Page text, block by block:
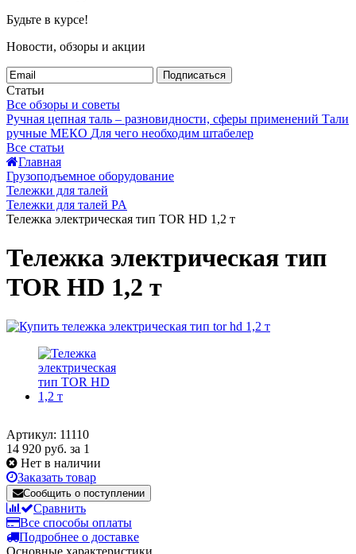
Будьте в курсе!
Новости, обзоры и акции
Подписаться
Статьи
Все обзоры и советы
Ручная цепная таль – разновидности, сферы применений Тали
ручные МЕКО Для чего необходим штабелер
Все статьи
Главная
Грузоподъемное оборудование
Тележки для талей
Тележки для талей PA
Тележка электрическая тип TOR HD 1,2 т
Тележка электрическая тип
TOR HD 1,2 т
Артикул: 11110
14 920 руб. за 1
Нет в наличии
Заказать товар
Сообщить о поступлении
Сравнить
Все способы оплаты
Подробнее о доставке
Основные характеристики